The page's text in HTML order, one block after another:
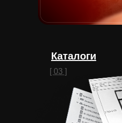
[ 03 ]
Каталоги